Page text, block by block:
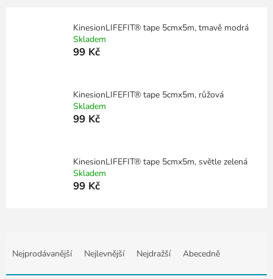
KinesionLIFEFIT® tape 5cmx5m, tmavě modrá
Skladem
99 Kč
KinesionLIFEFIT® tape 5cmx5m, růžová
Skladem
99 Kč
KinesionLIFEFIT® tape 5cmx5m, světle zelená
Skladem
99 Kč
Nejprodávanější Nejlevnější Nejdražší Abecedně